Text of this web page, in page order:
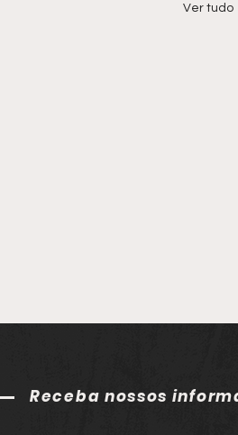
Ver tudo
Receba nossos